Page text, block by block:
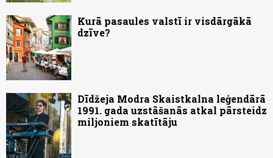
Kurā pasaules valstī ir visdārgākā
dzīve?
Dīdžeja Modra Skaistkalna leģendārā
1991. gada uzstāšanās atkal pārsteidz
miljoniem skatītāju